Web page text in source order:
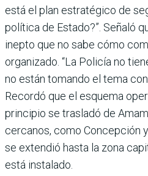
está el plan estratégico de
política de Estado?”. Señaló
inepto que no sabe cómo
organizado. “La Policía no
no están tomando el tema
Recordó que el esquema
principio se trasladó de
cercanos, como Concep­ción
se extendió hasta la zona
está instalado.